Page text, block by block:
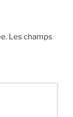
Les champs